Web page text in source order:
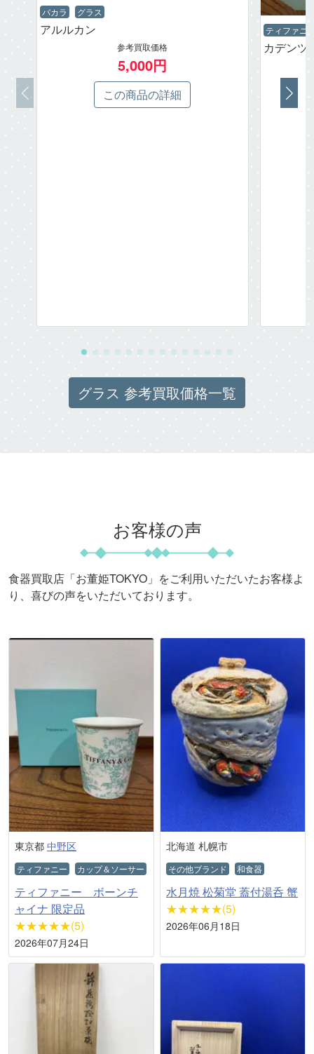
バカラ グラス
アルルカン
参考買取価格
5,000円
この商品の詳細
ティファニ
カデンツ
グラス 参考買取価格一覧
お客様の声
食器買取店「お董姫TOKYO」をご利用いただいたお客様よ
り、喜びの声をいただいております。
東京都 中野区
ティファニー カップ＆ソーサー
ティファニー ボーンチ
ャイナ 限定品
★★★★★(5)
2026年07月24日
北海道 札幌市
その他ブランド 和食器
水月焼 松菊堂 蓋付湯呑 蟹
★★★★★(5)
2026年06月18日